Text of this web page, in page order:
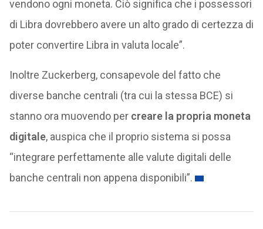
vendono ogni moneta. Ciò significa che i possessori
di Libra dovrebbero avere un alto grado di certezza di
poter convertire Libra in valuta locale”.
Inoltre Zuckerberg, consapevole del fatto che
diverse banche centrali (tra cui la stessa BCE) si
stanno ora muovendo per creare la propria moneta
digitale, auspica che il proprio sistema si possa
“integrare perfettamente alle valute digitali delle
banche centrali non appena disponibili”.